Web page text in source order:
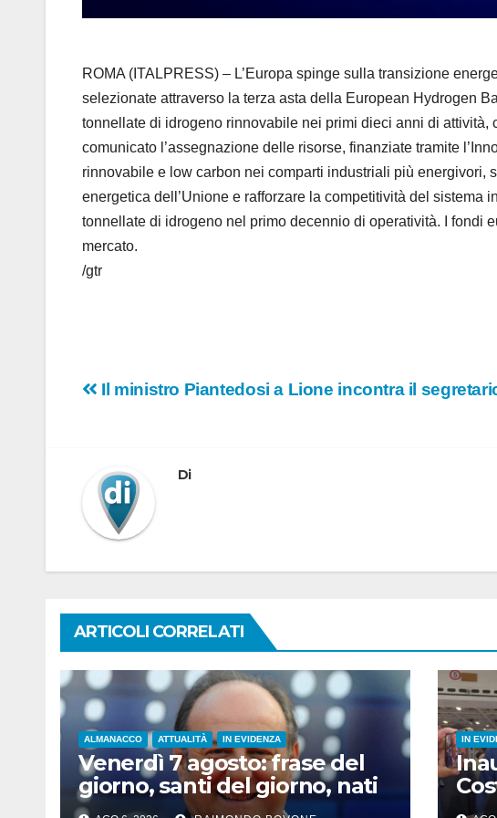
ROMA (ITALPRESS) – L’Europa spinge sulla transizione
selezionate attraverso la terza asta della European Hydrogen
tonnellate di idrogeno rinnovabile nei primi dieci anni di
comunicato l’assegnazione delle risorse, finanziate tramite
rinnovabile e low carbon nei comparti industriali più energivori,
energetica dell’Unione e rafforzare la competitività del
tonnellate di idrogeno nel primo decennio di operatività. I fondi
mercato.
/gtr
Navigazione
Il ministro Piantedosi a Lione incontra il
Di
ARTICOLI CORRELATI
ALMANACCO ATTUALITÀ IN EVIDENZA
Venerdì 7 agosto: frase del
giorno, santi del giorno, nati
famosi, accadde oggi
IN